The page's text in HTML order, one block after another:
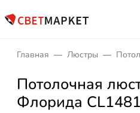
Главная Люстры
Потолочная
Флорида